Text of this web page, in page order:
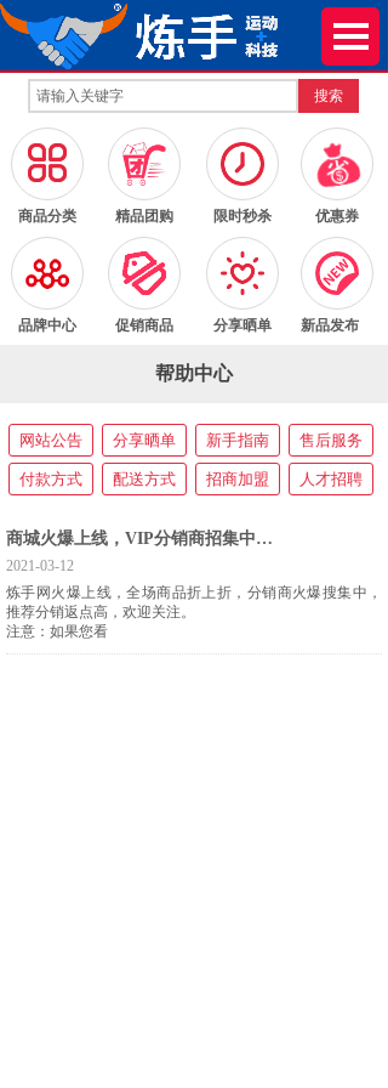
搜索
按钮文本
新品发布
优惠券
限时秒杀
分享晒单
按钮文本
按钮文本 按钮文本 按钮文本
按钮文本
品牌中心 促销商品
商品分类 精品团购
按钮文本 按钮文本
帮助中心
网站公告 分享晒单 新手指南 售后服务
付款方式 配送方式 招商加盟 人才招聘
商城火爆上线，VIP分销商招集中…
2021-03-12
炼手网火爆上线，全场商品折上折，分销商火爆搜集中，
推荐分销返点高，欢迎关注。
注意：​如果您看